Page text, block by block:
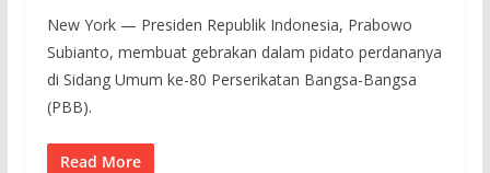
New York — Presiden Republik Indonesia, Prabowo
Subianto, membuat gebrakan dalam pidato perdananya
di Sidang Umum ke-80 Perserikatan Bangsa-Bangsa
(PBB).
Read More